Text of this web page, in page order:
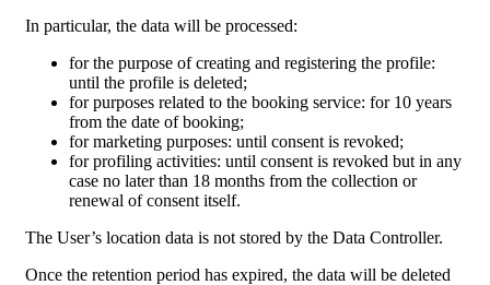
In particular, the data will be processed:
for the purpose of creating and registering the profile:
until the profile is deleted;
for purposes related to the booking service: for 10 years
from the date of booking;
for marketing purposes: until consent is revoked;
for profiling activities: until consent is revoked but in any
case no later than 18 months from the collection or
renewal of consent itself.
The User’s location data is not stored by the Data Controller.
Once the retention period has expired, the data will be deleted